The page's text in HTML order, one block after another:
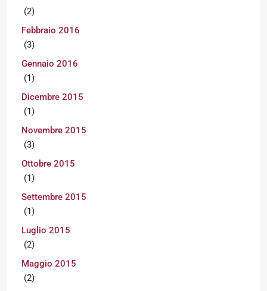
(2)
Febbraio 2016
(3)
Gennaio 2016
(1)
Dicembre 2015
(1)
Novembre 2015
(3)
Ottobre 2015
(1)
Settembre 2015
(1)
Luglio 2015
(2)
Maggio 2015
(2)